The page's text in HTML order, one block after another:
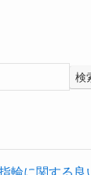
検
輪に関する良